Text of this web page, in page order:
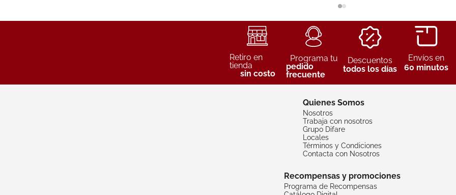
Retiro en
tienda
sin costo
Programa tu
pedido
frecuente
Descuentos
todos los días
Envíos en
60 minutos
Quienes Somos
Nosotros
Trabaja con nosotros
Grupo Difare
Locales
Términos y Condiciones
Contacta con Nosotros
Recompensas y promociones
Programa de Recompensas